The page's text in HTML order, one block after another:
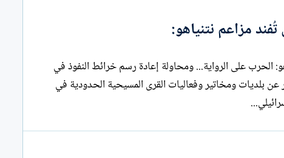
مزاعم نتنياهو:
القرى المسيحية الحدودية في جنوب لبنان تُفند مزاعم نتنياهو: الحرب على الرواية... ومحاولة إعادة رسم خرائط النفوذ في
حبلة لم يكن النفي الصادر عن بلديات ومخاتير وفعاليات القرى المسيحية الحدودية في